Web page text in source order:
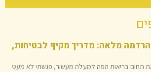
מלאה: מדריך מקיף לבטיחות,
תחום בריאות הפה למעלה מעשור, פגשתי לא מעט